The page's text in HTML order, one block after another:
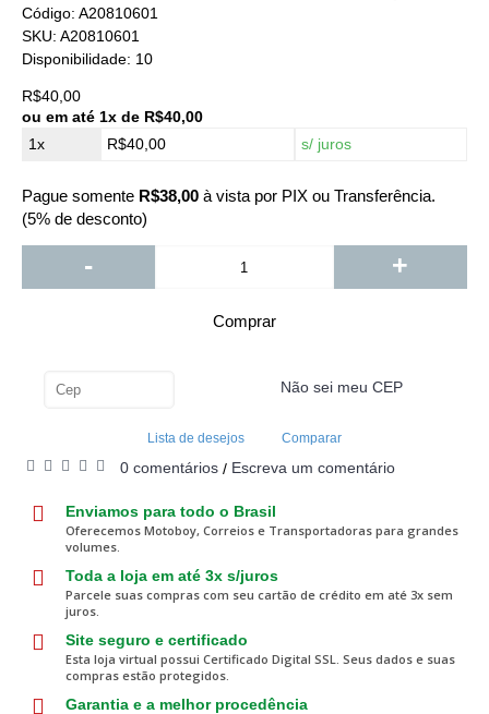
Código: A20810601
SKU: A20810601
Disponibilidade: 10
R$40,00
ou em até 1x de R$40,00
1x
R$40,00 s/ juros
Pague somente R$38,00 à vista por PIX ou Transferência.
(5% de desconto)
- +
Comprar
Não sei meu CEP
Lista de desejos Comparar
0 comentários / Escreva um comentário
Enviamos para todo o Brasil
Oferecemos Motoboy, Correios e Transportadoras para grandes
volumes.
Toda a loja em até 3x s/juros
Parcele suas compras com seu cartão de crédito em até 3x sem
juros.
Site seguro e certificado
Esta loja virtual possui Certificado Digital SSL. Seus dados e suas
compras estão protegidos.
Garantia e a melhor procedência